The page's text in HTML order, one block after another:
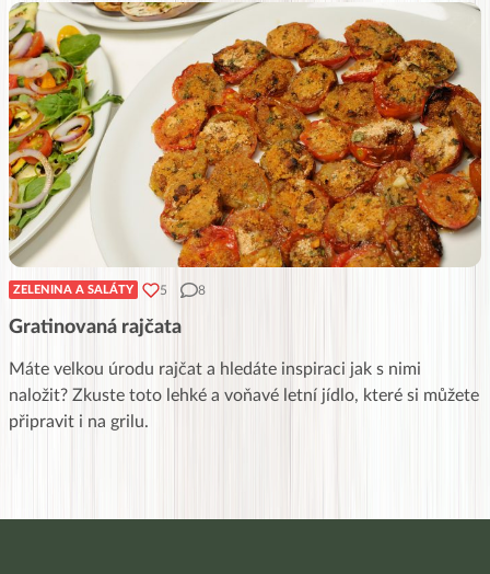
ZELENINA A SALÁTY 5 8
Gratinovaná rajčata
Máte velkou úrodu rajčat a hledáte inspiraci jak s nimi
naložit? Zkuste toto lehké a voňavé letní jídlo, které si můžete
připravit i na grilu.